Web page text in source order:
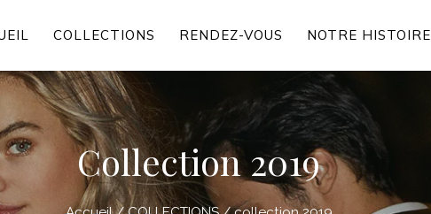
COLLECTIONS RENDEZ-VOUS NOTRE HISTOIRE
Collection 2019